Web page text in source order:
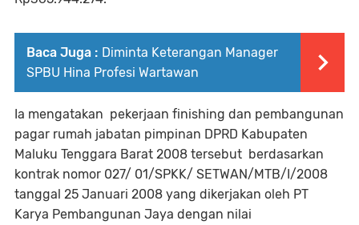
Baca Juga : Diminta Keterangan Manager
SPBU Hina Profesi Wartawan
Ia mengatakan pekerjaan finishing dan pembangunan
pagar rumah jabatan pimpinan DPRD Kabupaten
Maluku Tenggara Barat 2008 tersebut berdasarkan
kontrak nomor 027/ 01/SPKK/ SETWAN/MTB/I/2008
tanggal 25 Januari 2008 yang dikerjakan oleh PT
Karya Pembangunan Jaya dengan nilai